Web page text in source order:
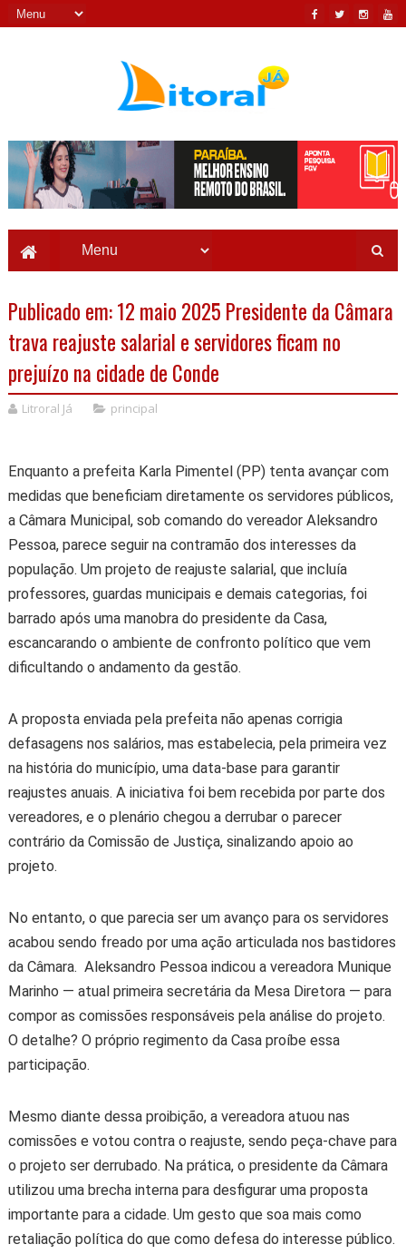
Publicado em: 12 maio 2025 Presidente da Câmara
trava reajuste salarial e servidores ficam no
prejuízo na cidade de Conde
Litroral Já principal
Enquanto a prefeita Karla Pimentel (PP) tenta avançar com
medidas que beneficiam diretamente os servidores públicos,
a Câmara Municipal, sob comando do vereador Aleksandro
Pessoa, parece seguir na contramão dos interesses da
população. Um projeto de reajuste salarial, que incluía
professores, guardas municipais e demais categorias, foi
barrado após uma manobra do presidente da Casa,
escancarando o ambiente de confronto político que vem
dificultando o andamento da gestão.
A proposta enviada pela prefeita não apenas corrigia
defasagens nos salários, mas estabelecia, pela primeira vez
na história do município, uma data-base para garantir
reajustes anuais. A iniciativa foi bem recebida por parte dos
vereadores, e o plenário chegou a derrubar o parecer
contrário da Comissão de Justiça, sinalizando apoio ao
projeto.
No entanto, o que parecia ser um avanço para os servidores
acabou sendo freado por uma ação articulada nos bastidores
da Câmara. Aleksandro Pessoa indicou a vereadora Munique
Marinho — atual primeira secretária da Mesa Diretora — para
compor as comissões responsáveis pela análise do projeto.
O detalhe? O próprio regimento da Casa proíbe essa
participação.
Mesmo diante dessa proibição, a vereadora atuou nas
comissões e votou contra o reajuste, sendo peça-chave para
o projeto ser derrubado. Na prática, o presidente da Câmara
utilizou uma brecha interna para desfigurar uma proposta
importante para a cidade. Um gesto que soa mais como
retaliação política do que como defesa do interesse público.